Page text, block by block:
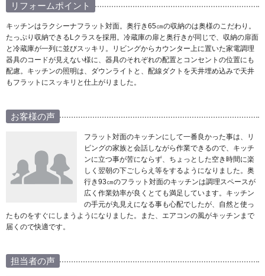
リフォームポイント
キッチンはラクシーナフラット対面。奥行き65㎝の収納のは奥様のこだわり。
たっぷり収納できるLクラスを採用。冷蔵庫の扉と奥行きが同じで、収納の扉面
と冷蔵庫が一列に並びスッキリ。リビングからカウンター上に置いた家電調理
器具のコードが見えない様に、器具のそれぞれの配置とコンセントの位置にも
配慮。キッチンの照明は、ダウンライトと、配線ダクトを天井埋め込みで天井
もフラットにスッキリと仕上がりました。
お客様の声
フラット対面のキッチンにして一番良かった事は、リ
ビングの家族と会話しながら作業できるので、キッチ
ンに立つ事が苦にならず、ちょっとした空き時間に楽
しく翌朝の下ごしらえ等をするようになりました。奥
行き93㎝のフラット対面のキッチンは調理スペースが
広く作業効率が良くとても満足しています。キッチン
の手元が丸見えになる事も心配でしたが、自然と使っ
たものをすぐにしまうようになりました。また、エアコンの風がキッチンまで
届くので快適です。
担当者の声